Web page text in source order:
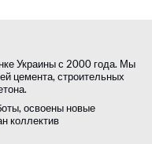
Украины с 2000 года. Мы
цемента, строительных
освоены новые
коллектив